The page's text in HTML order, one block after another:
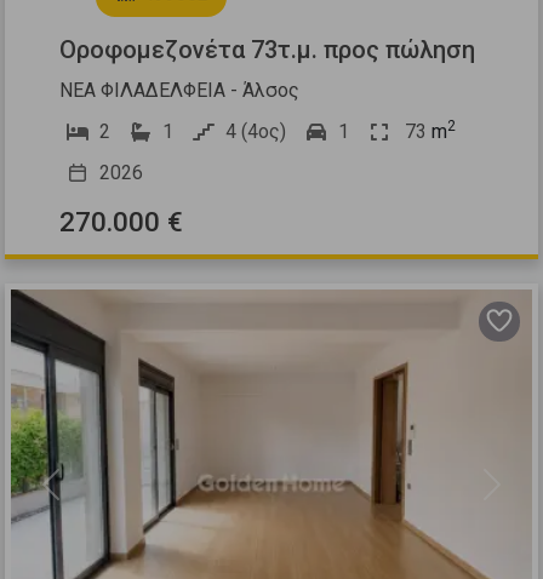
Οροφομεζονέτα 73τ.μ. προς πώληση
ΝΕΑ ΦΙΛΑΔΕΛΦΕΙΑ - Άλσος
2
1 4 (4ος) 1 73 m2
2026
270.000 €
Previous